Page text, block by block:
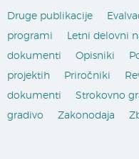
Druge publikacije
programi
Letni delovni
dokumenti
Opisniki
projektih
Priročniki
dokumenti
Strokovno
gradivo
Zakonodaja